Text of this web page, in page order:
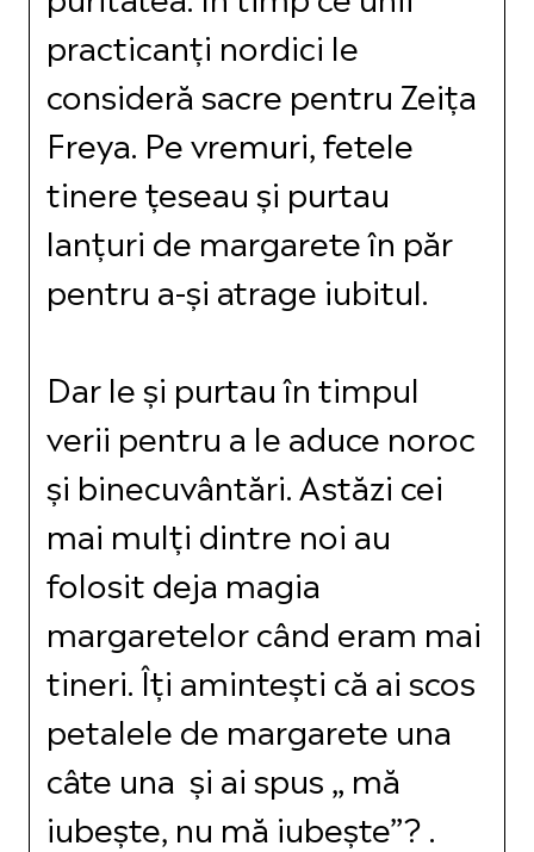
practicanți nordici le
consideră sacre pentru Zeița
Freya. Pe vremuri, fetele
tinere țeseau și purtau
lanțuri de margarete în păr
pentru a-și atrage iubitul.
Dar le și purtau în timpul
verii pentru a le aduce noroc
și binecuvântări. Astăzi cei
mai mulți dintre noi au
folosit deja magia
margaretelor când eram mai
tineri. Îți amintești că ai scos
petalele de margarete una
câte una și ai spus „ mă
iubește, nu mă iubește”? .